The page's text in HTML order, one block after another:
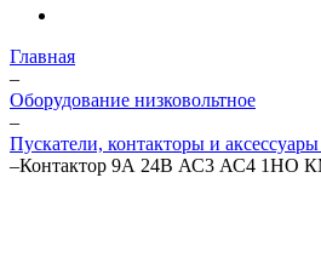
Главная
–
Оборудование низковольтное
–
Пускатели, контакторы и
–Контактор 9А 24В АС3 АС4 1НО